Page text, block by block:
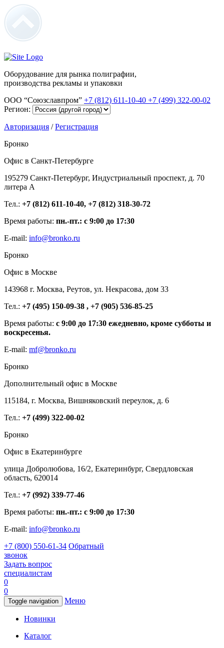
Оборудование для рынка полиграфии,
производства рекламы и упаковки
ООО “Союзславпром” +7 (812) 611-10-40 +7 (499) 322-00-02
Регион:
Авторизация /Регистрация
Бронко
Офис в Санкт-Петербурге
195279 Санкт-Петербург, Индустриальный проспект, д. 70
литера А
Тел.: +7 (812) 611-10-40, +7 (812) 318-30-72
Время работы: пн.-пт.: с 9:00 до 17:30
E-mail: info@bronko.ru
Бронко
Офис в Москве
143968 г. Москва, Реутов, ул. Некрасова, дом 33
Тел.: +7 (495) 150-09-38 , +7 (905) 536-85-25
Время работы: с 9:00 до 17:30 ежедневно, кроме субботы и
воскресенья.
E-mail: mf@bronko.ru
Бронко
Дополнительный офис в Москве
115184, г. Москва, Вишняковский переулок, д. 6
Тел.: +7 (499) 322-00-02
Бронко
Офис в Екатеринбурге
улица Добролюбова, 16/2, Екатеринбург, Свердловская
область, 620014
Тел.: +7 (992) 339-77-46
Время работы: пн.-пт.: с 9:00 до 17:30
E-mail: info@bronko.ru
+7 (800) 550-61-34 Обратный
звонок
Задать вопрос
специалистам
0
0
Toggle navigation Меню
Новинки
Каталог